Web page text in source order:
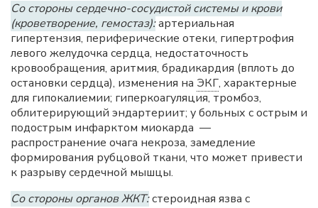
Со стороны сердечно-сосудистой системы и крови
(кроветворение, гемостаз):артериальная
гипертензия, периферические отеки, гипертрофия
левого желудочка сердца, недостаточность
кровообращения, аритмия, брадикардия (вплоть до
остановки сердца), изменения на ЭКГ, характерные
для гипокалиемии; гиперкоагуляция, тромбоз,
облитерирующий эндартериит; у больных с острым и
подострым инфарктом миокарда —
распространение очага некроза, замедление
формирования рубцовой ткани, что может привести
к разрыву сердечной мышцы.
Со стороны органов ЖКТ:стероидная язва с